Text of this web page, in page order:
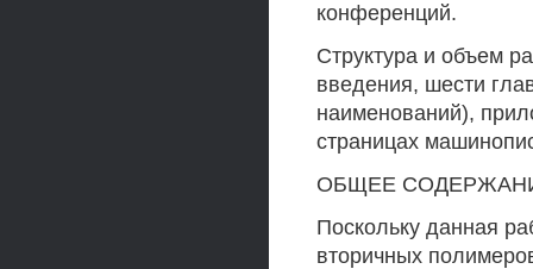
конференций.
Структура и объем
введения, шести
наименований),
страницах
ОБЩЕЕ
Поскольку данная
вторичных